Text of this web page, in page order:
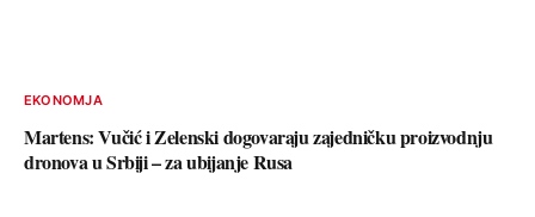
EKONOMJA
Martens: Vučić i Zelenski dogovaraju zajedničku proizvodnju
dronova u Srbiji – za ubijanje Rusa